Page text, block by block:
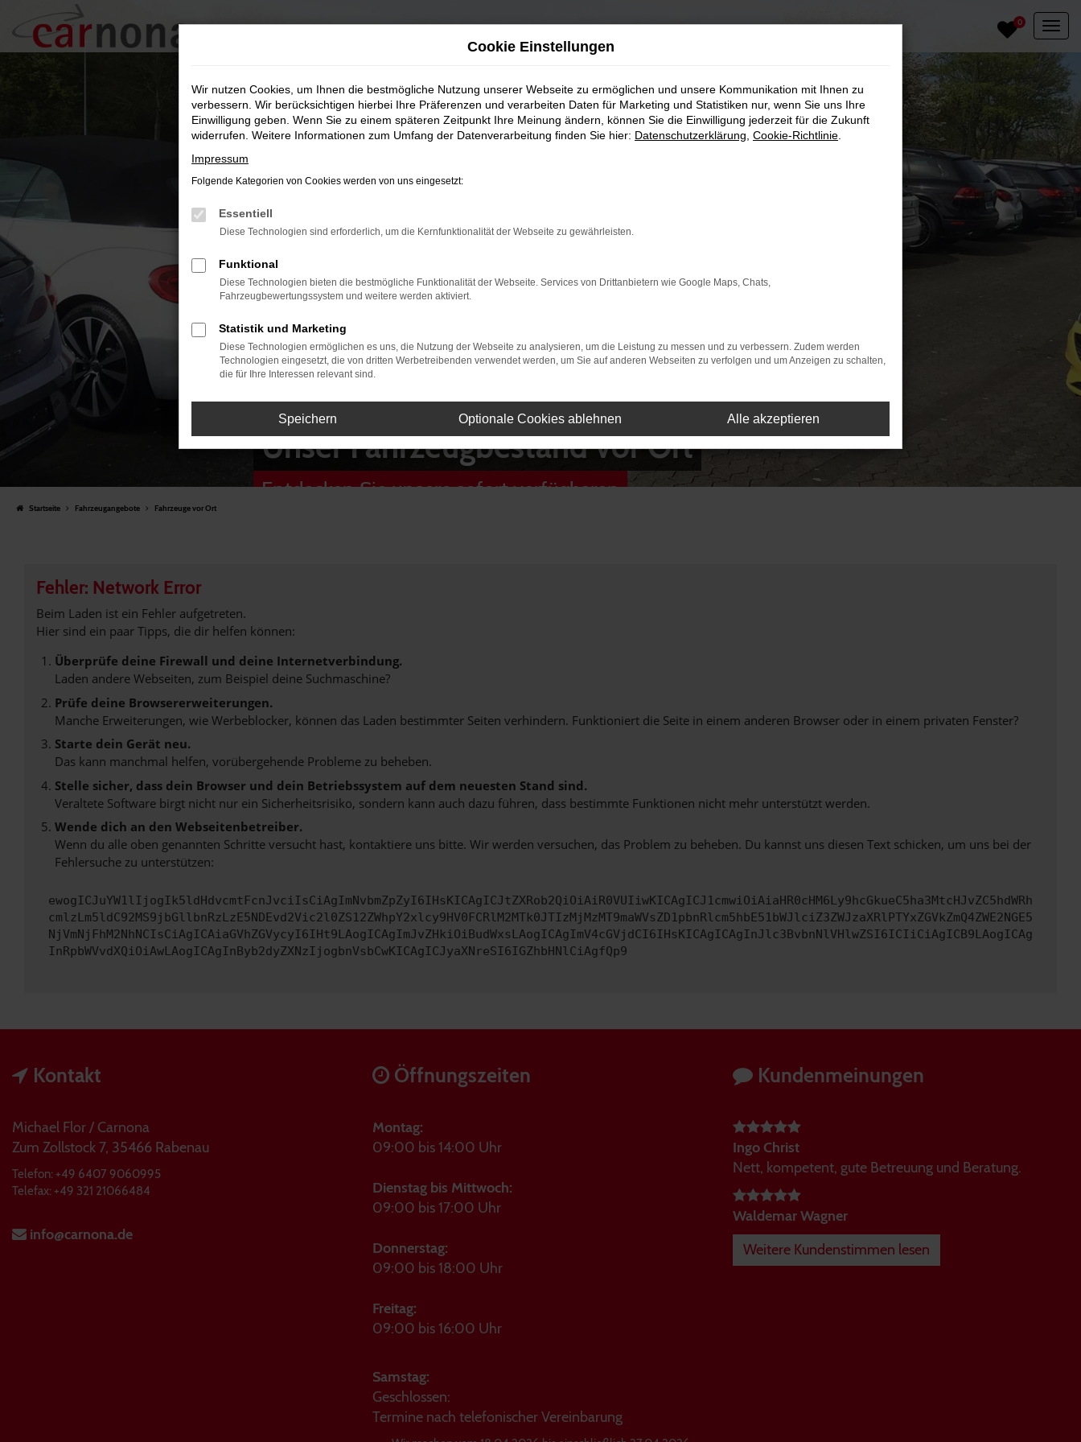
Zum
Hauptinhalt
springen
0
Unser Fahrzeugbestand vor Ort
Entdecken Sie unsere sofort verfügbaren
Startseite Fahrzeugangebote Fahrzeuge vor Ort
Fehler: Network Error
Beim Laden ist ein Fehler aufgetreten.
Hier sind ein paar Tipps, die dir helfen können:
Überprüfe deine Firewall und deine Internetverbindung.
Laden andere Webseiten, zum Beispiel deine Suchmaschine?
Prüfe deine Browsererweiterungen.
Manche Erweiterungen, wie Werbeblocker, können das Laden bestimmter Seiten verhindern. Funktioniert die Seite in einem anderen Browser oder in einem privaten Fenster?
Starte dein Gerät neu.
Das kann manchmal helfen, vorübergehende Probleme zu beheben.
Stelle sicher, dass dein Browser und dein Betriebssystem auf dem neuesten Stand sind.
Veraltete Software birgt nicht nur ein Sicherheitsrisiko, sondern kann auch dazu führen, dass bestimmte Funktionen nicht mehr unterstützt werden.
Wende dich an den Webseitenbetreiber.
Wenn du alle oben genannten Schritte versucht hast, kontaktiere uns bitte. Wir werden versuchen, das Problem zu beheben. Du kannst uns diesen Text schicken, um uns bei der
Fehlersuche zu unterstützen:
ewogICJuYW1lIjogIk5ldHdvcmtFcnJvciIsCiAgImNvbmZpZyI6IHsKICAgICJtZXRob2QiOiAiR0VUIiwKICAgICJ1cmwiOiAiaHR0cHM6Ly9hcGkueC5ha3MtcHJvZC5hdWRh
cmlzLm5ldC92MS9jbGllbnRzLzE5NDEvd2Vic2l0ZS12ZWhpY2xlcy9HV0FCRlM2MTk0JTIzMjMzMT9maWVsZD1pbnRlcm5hbE51bWJlciZ3ZWJzaXRlPTYxZGVkZmQ4ZWE2NGE5
NjVmNjFhM2NhNCIsCiAgICAiaGVhZGVycyI6IHt9LAogICAgImJvZHkiOiBudWxsLAogICAgImV4cGVjdCI6IHsKICAgICAgInJlc3BvbnNlVHlwZSI6ICIiCiAgICB9LAogICAg
InRpbWVvdXQiOiAwLAogICAgInByb2dyZXNzIjogbnVsbCwKICAgICJyaXNreSI6IGZhbHNlCiAgfQp9
Kontakt
Michael Flor / Carnona
Zum Zollstock 7, 35466 Rabenau
Telefon: +49 6407 9060995
Telefax: +49 321 21066484
info@carnona.de
Öffnungszeiten
Montag:
09:00 bis 14:00 Uhr
Dienstag bis Mittwoch:
09:00 bis 17:00 Uhr
Donnerstag:
09:00 bis 18:00 Uhr
Freitag:
09:00 bis 16:00 Uhr
Samstag:
Geschlossen:
Termine nach telefonischer Vereinbarung
Kundenmeinungen
Ingo Christ
Nett, kompetent, gute Betreuung und Beratung.
Waldemar Wagner
Weitere Kundenstimmen lesen
Cookie Einstellungen
Wir nutzen Cookies, um Ihnen die bestmögliche Nutzung unserer Webseite zu ermöglichen und unsere Kommunikation mit Ihnen zu
verbessern. Wir berücksichtigen hierbei Ihre Präferenzen und verarbeiten Daten für Marketing und Statistiken nur, wenn Sie uns Ihre
Einwilligung geben. Wenn Sie zu einem späteren Zeitpunkt Ihre Meinung ändern, können Sie die Einwilligung jederzeit für die Zukunft
widerrufen. Weitere Informationen zum Umfang der Datenverarbeitung finden Sie hier: Datenschutzerklärung Cookie-Richtlinie
Impressum
Folgende Kategorien von Cookies werden von uns eingesetzt:
Essentiell
Diese Technologien sind erforderlich, um die Kernfunktionalität der Webseite zu gewährleisten.
Funktional
Diese Technologien bieten die bestmögliche Funktionalität der Webseite. Services von Drittanbietern wie Google Maps, Chats,
Fahrzeugbewertungssystem und weitere werden aktiviert.
Statistik und Marketing
Diese Technologien ermöglichen es uns, die Nutzung der Webseite zu analysieren, um die Leistung zu messen und zu verbessern. Zudem werden
Technologien eingesetzt, die von dritten Werbetreibenden verwendet werden, um Sie auf anderen Webseiten zu verfolgen und um Anzeigen zu schalten,
die für Ihre Interessen relevant sind.
Speichern Optionale Cookies ablehnen Alle akzeptieren